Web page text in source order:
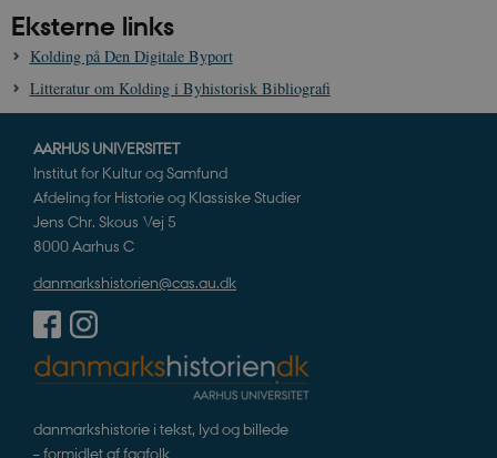
Eksterne links
Kolding på Den Digitale Byport
Litteratur om Kolding i Byhistorisk Bibliografi
AARHUS UNIVERSITET
Institut for Kultur og Samfund
Afdeling for Historie og Klassiske Studier
Jens Chr. Skous Vej 5
8000 Aarhus C
danmarkshistorien@cas.au.dk
danmarkshistorie i tekst, lyd og billede
– formidlet af fagfolk
CookieScriptConsent
XSRF-TOKEN
Cloudflare Inc.
.vimeo.com